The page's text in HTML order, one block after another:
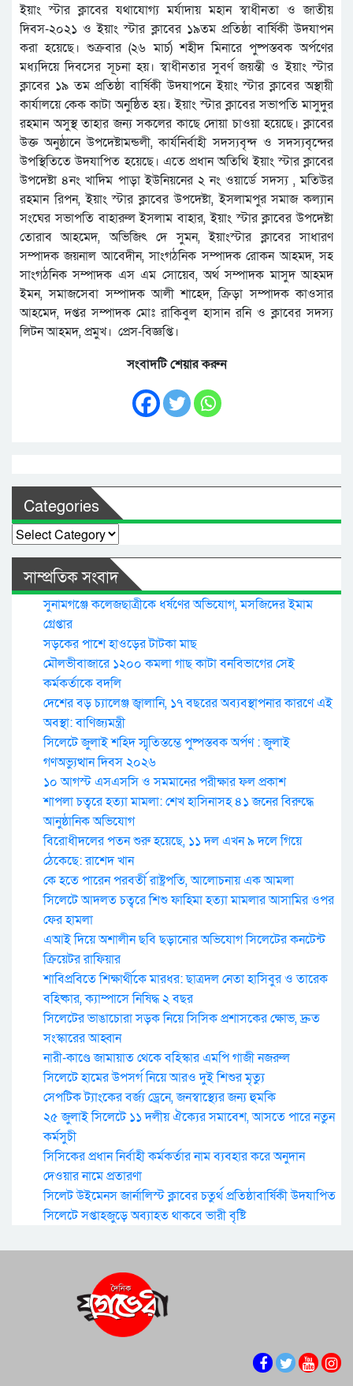
ইয়াং স্টার ক্লাবের যথাযোগ্য মর্যাদায় মহান স্বাধীনতা ও জাতীয়
দিবস-২০২১ ও ইয়াং স্টার ক্লাবের ১৯তম প্রতিষ্ঠা বার্ষিকী উদযাপন
করা হয়েছে। শুক্রবার (২৬ মার্চ) শহীদ মিনারে পুষ্পস্তবক অর্পণের
মধ্যদিয়ে দিবসের সূচনা হয়। স্বাধীনতার সুবর্ণ জয়ন্তী ও ইয়াং স্টার
ক্লাবের ১৯ তম প্রতিষ্ঠা বার্ষিকী উদযাপনে ইয়াং স্টার ক্লাবের অস্থায়ী
কার্যালয়ে কেক কাটা অনুষ্ঠিত হয়। ইয়াং স্টার ক্লাবের সভাপতি মাসুদুর
রহমান অসুস্থ তাহার জন্য সকলের কাছে দোয়া চাওয়া হয়েছে। ক্লাবের
উক্ত অনুষ্ঠানে উপদেষ্টামন্ডলী, কার্যনির্বাহী সদস্যবৃন্দ ও সদস্যবৃন্দের
উপস্থিতিতে উদযাপিত হয়েছে। এতে প্রধান অতিথি ইয়াং স্টার ক্লাবের
উপদেষ্টা ৪নং খাদিম পাড়া ইউনিয়নের ২ নং ওয়ার্ডে সদস্য , মতিউর
রহমান রিপন, ইয়াং স্টার ক্লাবের উপদেষ্টা, ইসলামপুর সমাজ কল্যান
সংঘের সভাপতি বাহারুল ইসলাম বাহার, ইয়াং স্টার ক্লাবের উপদেষ্টা
তোরাব আহমেদ, অভিজিৎ দে সুমন, ইয়াংস্টার ক্লাবের সাধারণ
সম্পাদক জয়নাল আবেদীন, সাংগঠনিক সম্পাদক রোকন আহমদ, সহ
সাংগঠনিক সম্পাদক এস এম সোয়েব, অর্থ সম্পাদক মাসুদ আহমদ
ইমন, সমাজসেবা সম্পাদক আলী শাহেদ, ক্রিড়া সম্পাদক কাওসার
আহমেদ, দপ্তর সম্পাদক মোঃ রাকিবুল হাসান রনি ও ক্লাবের সদস্য
লিটন আহমদ, প্রমুখ। প্রেস-বিজ্ঞপ্তি।
সংবাদটি শেয়ার করুন
Categories
Categories
সাম্প্রতিক সংবাদ
সুনামগঞ্জে কলেজছাত্রীকে ধর্ষণের অভিযোগ, মসজিদের ইমাম
গ্রেপ্তার
সড়কের পাশে হাওড়ের টাটকা মাছ
মৌলভীবাজারে ১২০০ কমলা গাছ কাটা বনবিভাগের সেই
কর্মকর্তাকে বদলি
দেশের বড় চ্যালেঞ্জ জ্বালানি, ১৭ বছরের অব্যবস্থাপনার কারণে এই
অবস্থা: বাণিজ্যমন্ত্রী
সিলেটে জুলাই শহিদ স্মৃতিস্তম্ভে পুষ্পস্তবক অর্পণ : জুলাই
গণঅভ্যুত্থান দিবস ২০২৬
১০ আগস্ট এসএসসি ও সমমানের পরীক্ষার ফল প্রকাশ
শাপলা চত্বরে হত্যা মামলা: শেখ হাসিনাসহ ৪১ জনের বিরুদ্ধে
আনুষ্ঠানিক অভিযোগ
বিরোধীদলের পতন শুরু হয়েছে, ১১ দল এখন ৯ দলে গিয়ে
ঠেকেছে: রাশেদ খান
কে হতে পারেন পরবর্তী রাষ্ট্রপতি, আলোচনায় এক আমলা
সিলেটে আদলত চত্বরে শিশু ফাহিমা হত্যা মামলার আসামির ওপর
ফের হামলা
এআই দিয়ে অশালীন ছবি ছড়ানোর অভিযোগ সিলেটের কনটেন্ট
ক্রিয়েটর রাফিয়ার
শাবিপ্রবিতে শিক্ষার্থীকে মারধর: ছাত্রদল নেতা হাসিবুর ও তারেক
বহিষ্কার, ক্যাম্পাসে নিষিদ্ধ ২ বছর
সিলেটের ভাঙাচোরা সড়ক নিয়ে সিসিক প্রশাসকের ক্ষোভ, দ্রুত
সংস্কারের আহ্বান
নারী-কাণ্ডে জামায়াত থেকে বহিস্কার এমপি গাজী নজরুল
সিলেটে হামের উপসর্গ নিয়ে আরও দুই শিশুর মৃত্যু
সেপটিক ট্যাংকের বর্জ্য ড্রেনে, জনস্বাস্থ্যের জন্য হুমকি
২৫ জুলাই সিলেটে ১১ দলীয় ঐক্যের সমাবেশ, আসতে পারে নতুন
কর্মসুচী
সিসিকের প্রধান নির্বাহী কর্মকর্তার নাম ব্যবহার করে অনুদান
দেওয়ার নামে প্রতারণা
সিলেট উইমেনস জার্নালিস্ট ক্লাবের চতুর্থ প্রতিষ্ঠাবার্ষিকী উদযাপিত
সিলেটে সপ্তাহজুড়ে অব্যাহত থাকবে ভারী বৃষ্টি